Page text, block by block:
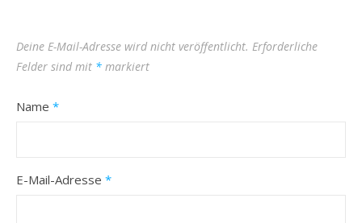
Deine E-Mail-Adresse wird nicht veröffentlicht. Erforderliche
Felder sind mit * markiert
Name *
E-Mail-Adresse *